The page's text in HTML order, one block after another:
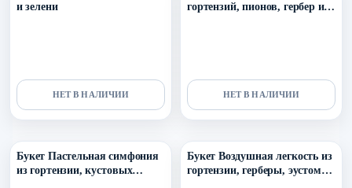
и зелени
НЕТ В НАЛИЧИИ
гортензий, пионов, гербер и
НЕТ В НАЛИЧИИ
Букет Пастельная симфония
из гортензии, кустовых
Букет Воздушная легкость из
гортензии, герберы, эустомы